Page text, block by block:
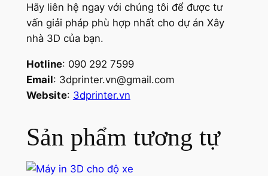
Hãy liên hệ ngay với chúng tôi để được tư
vấn giải pháp phù hợp nhất cho dự án Xây
nhà 3D của bạn.
Hotline: 090 292 7599
Email: 3dprinter.vn@gmail.com
Website: 3dprinter.vn
Sản phẩm tương tự